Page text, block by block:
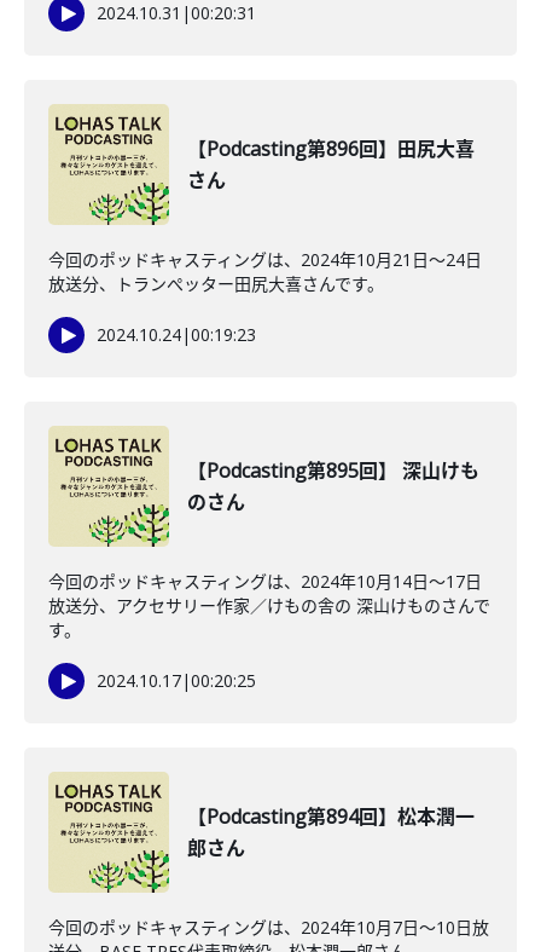
2024.10.31 |00:20:31
【Podcasting第896回】田尻大喜
さん
今回のポッドキャスティングは、2024年10月21日〜24日
放送分、トランぺッター田尻大喜さんです。
2024.10.24|00:19:23
【Podcasting第895回】 深山けも
のさん
今回のポッドキャスティングは、2024年10月14日〜17日
放送分、アクセサリー作家／けもの舎の 深山けものさんで
す。
2024.10.17|00:20:25
【Podcasting第894回】松本潤一
郎さん
今回のポッドキャスティングは、2024年10月7日〜10日放